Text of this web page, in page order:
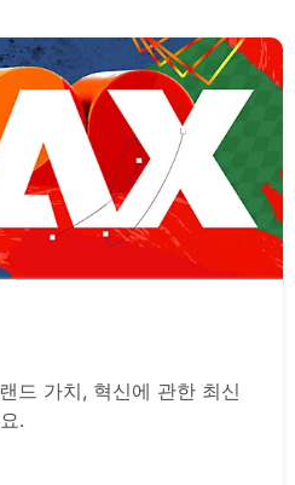
드 가치, 혁신에 관한 최신
.